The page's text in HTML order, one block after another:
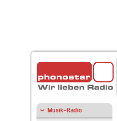
Musik-Radio